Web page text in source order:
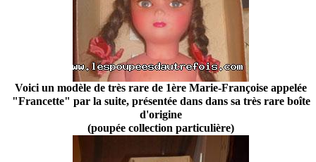
Voici un modèle de très rare de 1ère Marie-Françoise appelée
"Francette" par la suite, présentée dans dans sa très rare boîte
d'origine
(poupée collection particulière)